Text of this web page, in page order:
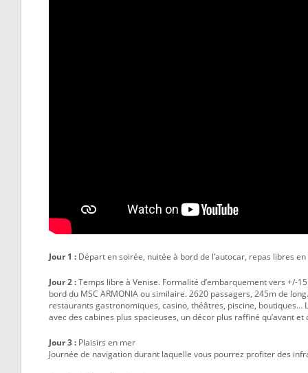
Jour 1 : Départ en soirée, nuitée à bord de l’autocar, repas libres
Jour 2 :Temps libre à Venise. Formalité d’embarquement vers +/-
bord du MSC ARMONIA ou similaire. 2620 passagers, 245m de
restaurants gastronomiques, casino, théâtres, piscine, boutiques…
avec des cabines plus spacieuses, un décor plus raffiné qu’avant
Jour 3 : Plaisirs en mer
Journée de navigation durant laquelle vous pourrez profiter des